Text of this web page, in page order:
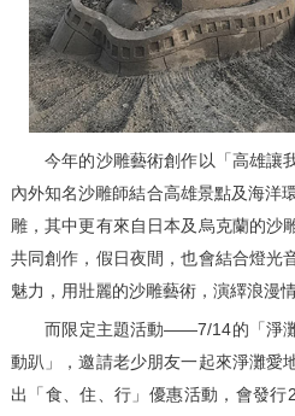
今年的沙雕藝術創作以「高雄讓
內外知名沙雕師結合高雄景點及海洋
雕，其中更有來自日本及烏克蘭的沙
共同創作，假日夜間，也會結合燈光
魅力，用壯麗的沙雕藝術，演繹浪漫情
而限定主題活動——7/14的「淨灘
動趴」，邀請老少朋友一起來淨灘愛
出「食、住、行」優惠活動，會發